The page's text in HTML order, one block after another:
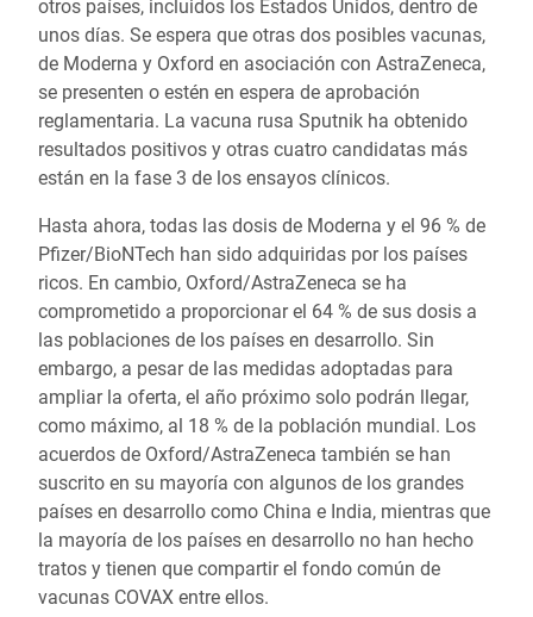
otros países, incluidos los Estados Unidos, dentro de
unos días. Se espera que otras dos posibles vacunas,
de Moderna y Oxford en asociación con AstraZeneca,
se presenten o estén en espera de aprobación
reglamentaria. La vacuna rusa Sputnik ha obtenido
resultados positivos y otras cuatro candidatas más
están en la fase 3 de los ensayos clínicos.
Hasta ahora, todas las dosis de Moderna y el 96 % de
Pfizer/BioNTech han sido adquiridas por los países
ricos. En cambio, Oxford/AstraZeneca se ha
comprometido a proporcionar el 64 % de sus dosis a
las poblaciones de los países en desarrollo. Sin
embargo, a pesar de las medidas adoptadas para
ampliar la oferta, el año próximo solo podrán llegar,
como máximo, al 18 % de la población mundial. Los
acuerdos de Oxford/AstraZeneca también se han
suscrito en su mayoría con algunos de los grandes
países en desarrollo como China e India, mientras que
la mayoría de los países en desarrollo no han hecho
tratos y tienen que compartir el fondo común de
vacunas COVAX entre ellos.